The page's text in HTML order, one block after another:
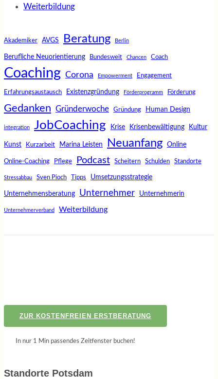
Weiterbildung
Akademiker AVGS Beratung Berlin
Berufliche Neuorientierung Bundesweit Chancen Coach
Coaching Corona Empowerment Engagement
Erfahrungsaustausch Existenzgründung Förderprogramm Förderung
Gedanken Gründerwoche Gründung Human Design
integration JobCoaching Krise Krisenbewältigung Kultur
Kunst Kurzarbeit Marina Leisten Neuanfang Online
Online-Coaching Pflege Podcast Scheitern Schulden Standorte
Stressabbau Sven Pioch Tipps Umsetzungsstrategie
Unternehmensberatung Unternehmer Unternehmerin
Unternehmerverband Weiterbildung
ZUR KOSTENFREIEN ERSTBERATUNG
In nur 1 Min passendes Zeitfenster buchen!
Standorte Potsdam